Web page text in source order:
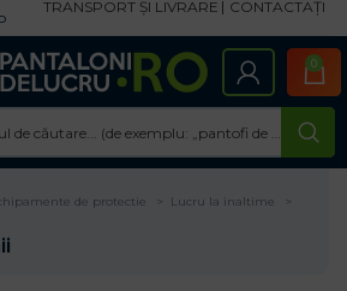
TRANSPORT ȘI LIVRARE CONTACTAȚI
0
de protectie
Lucru la inaltime